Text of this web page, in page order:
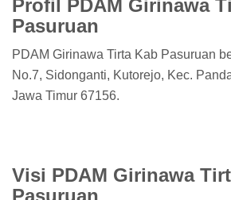
Profil PDAM Girinawa
Pasuruan
PDAM Girinawa Tirta Kab Pasuruan
No.7, Sidonganti, Kutorejo, Kec.
Jawa Timur 67156.
Visi PDAM Girinawa
Pasuruan